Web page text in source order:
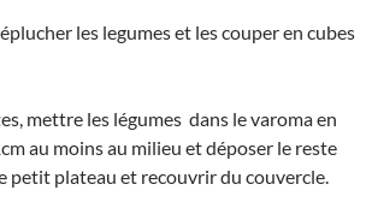
les legumes et les couper en cubes
mettre les légumes dans le varoma en
au moins au milieu et déposer le reste
petit plateau et recouvrir du couvercle.